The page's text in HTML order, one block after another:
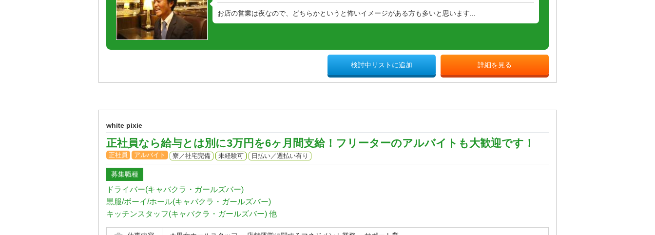
お店の営業は夜なので、どちらかというと怖いイメージがある方も多いと思います...
検討中リストに追加 詳細を見る
white pixie
正社員なら給与とは別に3万円を6ヶ月間支給！フリーターのアルバイトも大歓迎です！
正社員 アルバイト 寮／社宅完備 未経験可 日払い／週払い有り
募集職種
ドライバー(キャバクラ・ガールズバー)
黒服/ボーイ/ホール(キャバクラ・ガールズバー)
キッチンスタッフ(キャバクラ・ガールズバー) 他